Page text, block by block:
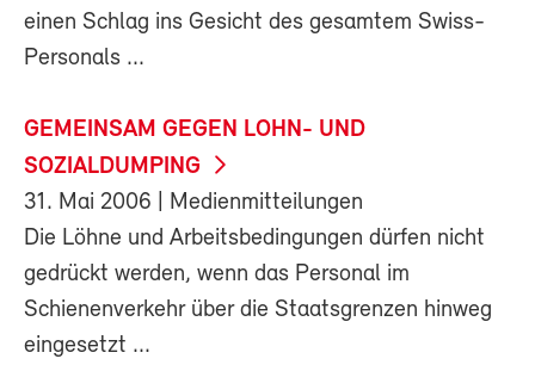
einen Schlag ins Gesicht des gesamtem Swiss-
Personals ...
GEMEINSAM GEGEN LOHN- UND
SOZIALDUMPING
31. Mai 2006 | Medienmitteilungen
Die Löhne und Arbeitsbedingungen dürfen nicht
gedrückt werden, wenn das Personal im
Schienenverkehr über die Staatsgrenzen hinweg
eingesetzt ...